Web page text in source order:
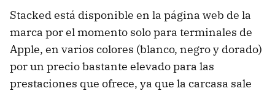
Stacked está disponible en la página web de la
marca por el momento solo para terminales de
Apple, en varios colores (blanco, negro y dorado)
por un precio bastante elevado para las
prestaciones que ofrece, ya que la carcasa sale